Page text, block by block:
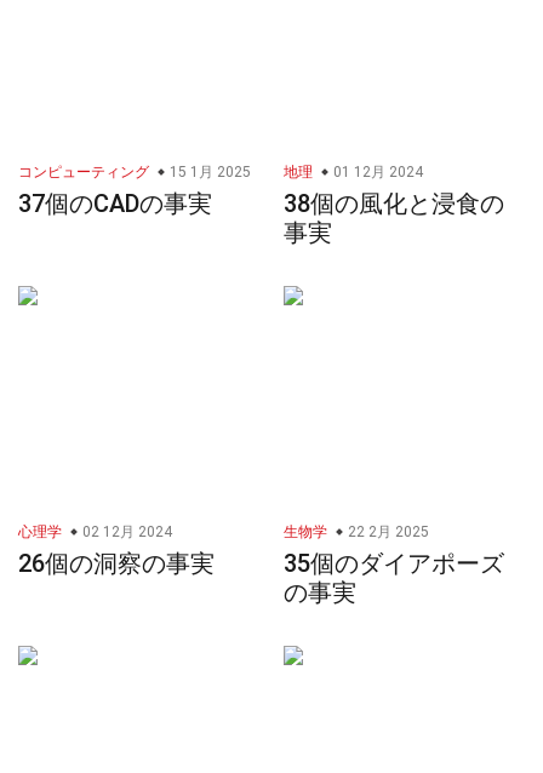
コンピューティング 15 1月 2025
37個のCADの事実
地理 01 12月 2024
38個の風化と浸食の
事実
心理学 02 12月 2024
26個の洞察の事実
生物学 22 2月 2025
35個のダイアポーズ
の事実